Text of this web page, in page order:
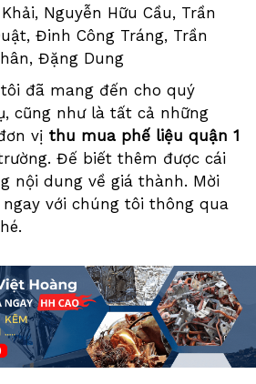
Nguyễn Hữu Cầu, Trần
Đinh Công Tráng, Trần
Đặng Dung
đã mang đến cho quý
cũng như là tất cả những
vị thu mua phế liệu quận 1
Đế biết thêm được cái
nội dung về giá thành. Mời
với chúng tôi thông qua